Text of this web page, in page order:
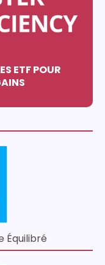
ETF POUR
Équilibré